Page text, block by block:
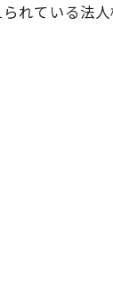
れている法人